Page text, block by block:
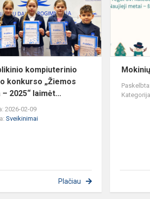
konkurso
„Žiemos
kompiuterinio
konkurso „Žiemos
– 2025“ laimėt...
2026-02-09
Sveikinimai
Plačiau